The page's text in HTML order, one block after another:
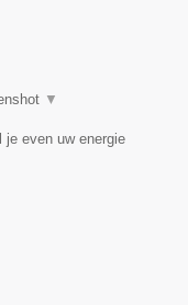
▼
even uw energie